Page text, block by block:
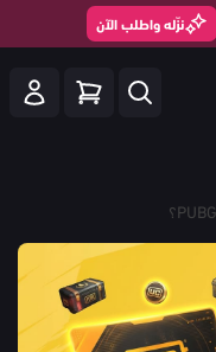
نزّله واطلب الآن